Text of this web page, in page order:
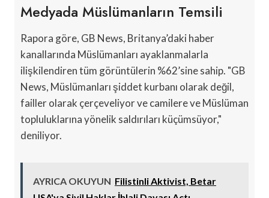
Medyada Müslümanların Temsili
Rapora göre, GB News, Britanya’daki haber
kanallarında Müslümanları ayaklanmalarla
ilişkilendiren tüm görüntülerin %62’sine sahip. "GB
News, Müslümanları şiddet kurbanı olarak değil,
failler olarak çerçeveliyor ve camilere ve Müslüman
topluluklarına yönelik saldırıları küçümsüyor,"
deniliyor.
AYRICA OKUYUN Filistinli Aktivist, Betar